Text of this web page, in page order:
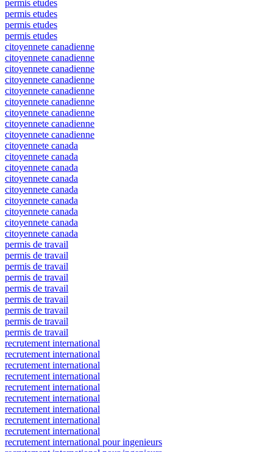
permis etudes
permis etudes
permis etudes
permis etudes
citoyennete canadienne
citoyennete canadienne
citoyennete canadienne
citoyennete canadienne
citoyennete canadienne
citoyennete canadienne
citoyennete canadienne
citoyennete canadienne
citoyennete canadienne
citoyennete canada
citoyennete canada
citoyennete canada
citoyennete canada
citoyennete canada
citoyennete canada
citoyennete canada
citoyennete canada
citoyennete canada
permis de travail
permis de travail
permis de travail
permis de travail
permis de travail
permis de travail
permis de travail
permis de travail
permis de travail
recrutement international
recrutement international
recrutement international
recrutement international
recrutement international
recrutement international
recrutement international
recrutement international
recrutement international
recrutement international pour ingenieurs